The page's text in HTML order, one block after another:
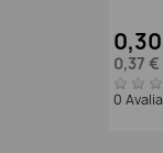
0,37 €
0